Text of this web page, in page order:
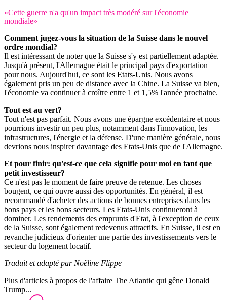
«Cette guerre n'a qu'un impact très modéré sur l'économie
mondiale»
Comment jugez-vous la situation de la Suisse dans le nouvel
ordre mondial?
Il est intéressant de noter que la Suisse s'y est partiellement adaptée.
Jusqu'à présent, l'Allemagne était le principal pays d'exportation
pour nous. Aujourd'hui, ce sont les Etats-Unis. Nous avons
également pris un peu de distance avec la Chine. La Suisse va bien,
l'économie va continuer à croître entre 1 et 1,5% l'année prochaine.
Tout est au vert?
Tout n'est pas parfait. Nous avons une épargne excédentaire et nous
pourrions investir un peu plus, notamment dans l'innovation, les
infrastructures, l'énergie et la défense. D'une manière générale, nous
devrions nous inspirer davantage des Etats-Unis que de l'Allemagne.
Et pour finir: qu'est-ce que cela signifie pour moi en tant que
petit investisseur?
Ce n'est pas le moment de faire preuve de retenue. Les choses
bougent, ce qui ouvre aussi des opportunités. En général, il est
recommandé d'acheter des actions de bonnes entreprises dans les
bons pays et les bons secteurs. Les Etats-Unis continueront à
dominer. Les rendements des emprunts d'Etat, à l'exception de ceux
de la Suisse, sont également redevenus attractifs. En Suisse, il est en
revanche judicieux d'orienter une partie des investissements vers le
secteur du logement locatif.
Traduit et adapté par Noëline Flippe
Plus d'articles à propos de l'affaire The Atlantic qui gêne Donald
Trump...